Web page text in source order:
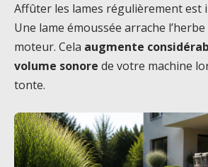
Affûter les lames régulièrement est
Une lame émoussée arrache
moteur. Cela augmente
volume sonore de votre machine
tonte.